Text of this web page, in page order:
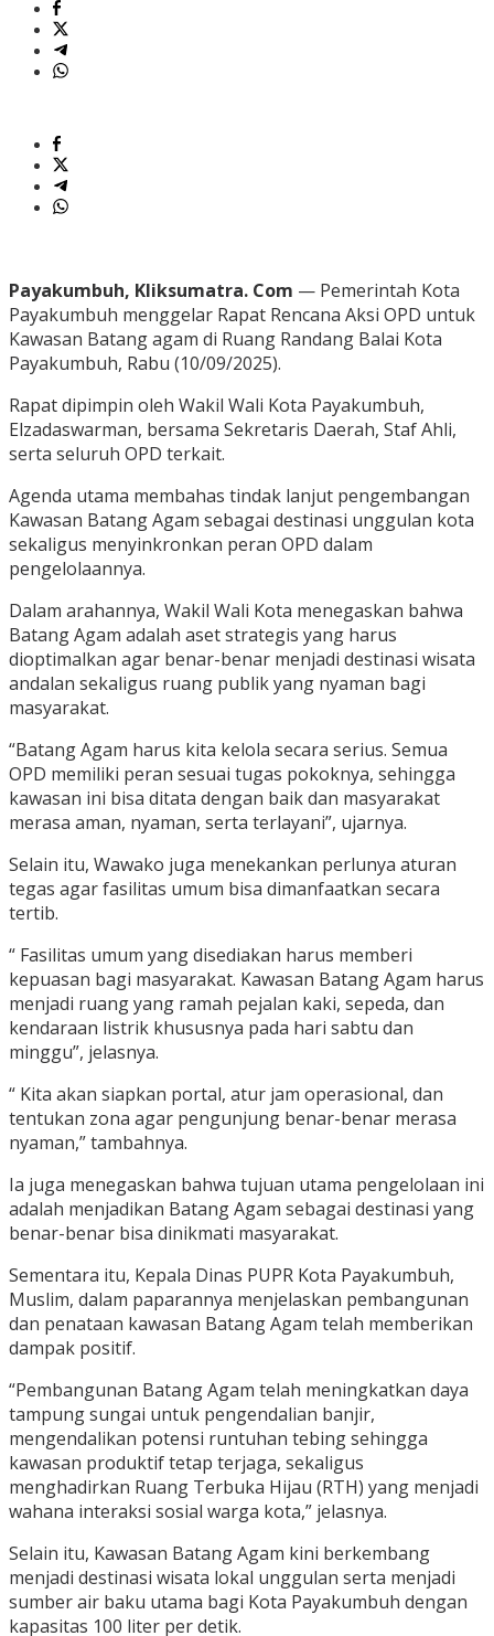
Payakumbuh, Kliksumatra. Com — Pemerintah Kota
Payakumbuh menggelar Rapat Rencana Aksi OPD untuk
Kawasan Batang agam di Ruang Randang Balai Kota
Payakumbuh, Rabu (10/09/2025).
Rapat dipimpin oleh Wakil Wali Kota Payakumbuh,
Elzadaswarman, bersama Sekretaris Daerah, Staf Ahli,
serta seluruh OPD terkait.
Agenda utama membahas tindak lanjut pengembangan
Kawasan Batang Agam sebagai destinasi unggulan kota
sekaligus menyinkronkan peran OPD dalam
pengelolaannya.
Dalam arahannya, Wakil Wali Kota menegaskan bahwa
Batang Agam adalah aset strategis yang harus
dioptimalkan agar benar-benar menjadi destinasi wisata
andalan sekaligus ruang publik yang nyaman bagi
masyarakat.
“Batang Agam harus kita kelola secara serius. Semua
OPD memiliki peran sesuai tugas pokoknya, sehingga
kawasan ini bisa ditata dengan baik dan masyarakat
merasa aman, nyaman, serta terlayani”, ujarnya.
Selain itu, Wawako juga menekankan perlunya aturan
tegas agar fasilitas umum bisa dimanfaatkan secara
tertib.
“ Fasilitas umum yang disediakan harus memberi
kepuasan bagi masyarakat. Kawasan Batang Agam harus
menjadi ruang yang ramah pejalan kaki, sepeda, dan
kendaraan listrik khususnya pada hari sabtu dan
minggu”, jelasnya.
“ Kita akan siapkan portal, atur jam operasional, dan
tentukan zona agar pengunjung benar-benar merasa
nyaman,” tambahnya.
Ia juga menegaskan bahwa tujuan utama pengelolaan ini
adalah menjadikan Batang Agam sebagai destinasi yang
benar-benar bisa dinikmati masyarakat.
Sementara itu, Kepala Dinas PUPR Kota Payakumbuh,
Muslim, dalam paparannya menjelaskan pembangunan
dan penataan kawasan Batang Agam telah memberikan
dampak positif.
“Pembangunan Batang Agam telah meningkatkan daya
tampung sungai untuk pengendalian banjir,
mengendalikan potensi runtuhan tebing sehingga
kawasan produktif tetap terjaga, sekaligus
menghadirkan Ruang Terbuka Hijau (RTH) yang menjadi
wahana interaksi sosial warga kota,” jelasnya.
Selain itu, Kawasan Batang Agam kini berkembang
menjadi destinasi wisata lokal unggulan serta menjadi
sumber air baku utama bagi Kota Payakumbuh dengan
kapasitas 100 liter per detik.